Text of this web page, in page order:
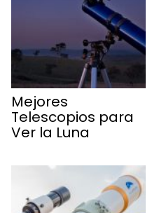
Mejores
Telescopios para
Ver la Luna